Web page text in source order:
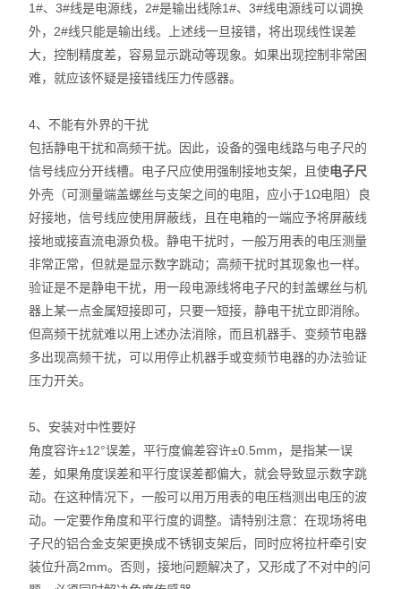
粗糙度仪
工具显微镜
电子衡器
花岗石,大理石
扭力测试仪
EV2515
二次元
放大镜
仪器配件
暖通环保测试仪器
三坐标测量仪系列
工具显微镜系列
1#、3#线是电源线，2#是输出线除1#、3#线电源线可以调换
外，2#线只能是输出线。上述线一旦接错，将出现线性误差
大，控制精度差，容易显示跳动等现象。如果出现控制非常困
难，就应该怀疑是接错线压力传感器。
4、不能有外界的干扰
包括静电干扰和高频干扰。因此，设备的强电线路与电子尺的
信号线应分开线槽。电子尺应使用强制接地支架，且使电子尺
外壳（可测量端盖螺丝与支架之间的电阻，应小于1Ω电阻）良
好接地，信号线应使用屏蔽线，且在电箱的一端应予将屏蔽线
接地或接直流电源负极。静电干扰时，一般万用表的电压测量
非常正常，但就是显示数字跳动；高频干扰时其现象也一样。
验证是不是静电干扰，用一段电源线将电子尺的封盖螺丝与机
器上某一点金属短接即可，只要一短接，静电干扰立即消除。
但高频干扰就难以用上述办法消除，而且机器手、变频节电器
多出现高频干扰，可以用停止机器手或变频节电器的办法验证
压力开关。
5、安装对中性要好
角度容许±12°误差，平行度偏差容许±0.5mm，是指某一误
差，如果角度误差和平行度误差都偏大，就会导致显示数字跳
动。在这种情况下，一般可以用万用表的电压档测出电压的波
动。一定要作角度和平行度的调整。请特别注意：在现场将电
子尺的铝合金支架更换成不锈钢支架后，同时应将拉杆牵引安
装位升高2mm。否则，接地问题解决了，又形成了不对中的问